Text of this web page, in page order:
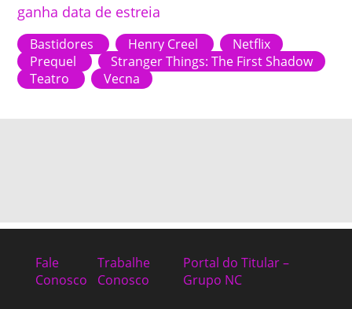
ganha data de estreia
Bastidores Henry Creel
Netflix
Prequel
Stranger Things: The First Shadow
Teatro
Vecna
Fale
Conosco
Trabalhe
Conosco
Portal do Titular –
Grupo NC